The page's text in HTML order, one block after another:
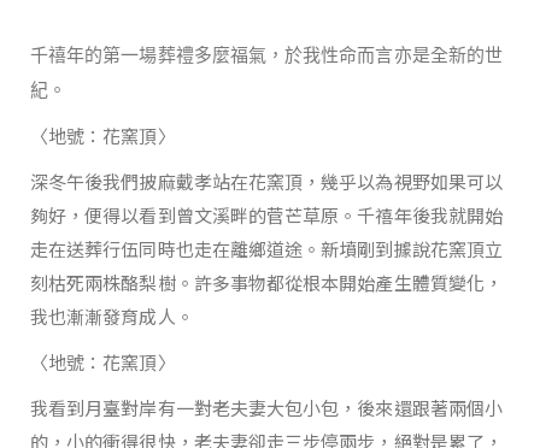
千禧年的第一場葬禮多麼福氣，於我性命而言亦是全新的世
紀。
〈地號：花窯頂〉
深冬午後我們披麻戴孝站在花窯頂，幾乎以為視野如果可以
夠好，便得以看到曾文溪畔的菅芒草原。千禧年後我就開始
走在送葬行伍同時也走在離鄉道途。新墳剛到據說花窯頂立
刻枯死兩株酪梨樹。許多事物都從根本開始產生體質變化，
我也漸漸發育成人。
〈地號：花窯頂〉
我看到月臺對岸有一對老夫妻大包小包，後來還跟著兩個小
的，小的衝得很快，老夫妻卻走三步停兩步，絕對是累了，